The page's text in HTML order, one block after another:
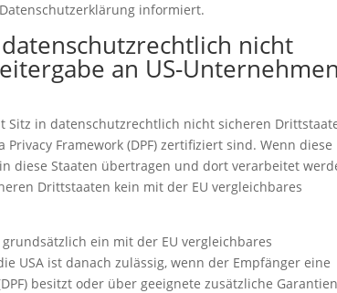
informiert.
nicht
an US-
in datenschutzrechtlich nicht sicheren
Framework (DPF) zertifiziert sind. Wenn diese
diese Staaten übertragen und dort verarbeitet
Drittstaaten kein mit der EU vergleichbares
ein mit der EU vergleichbares
USA ist danach zulässig, wenn der Empfänger eine
besitzt oder über geeignete zusätzliche Garantien